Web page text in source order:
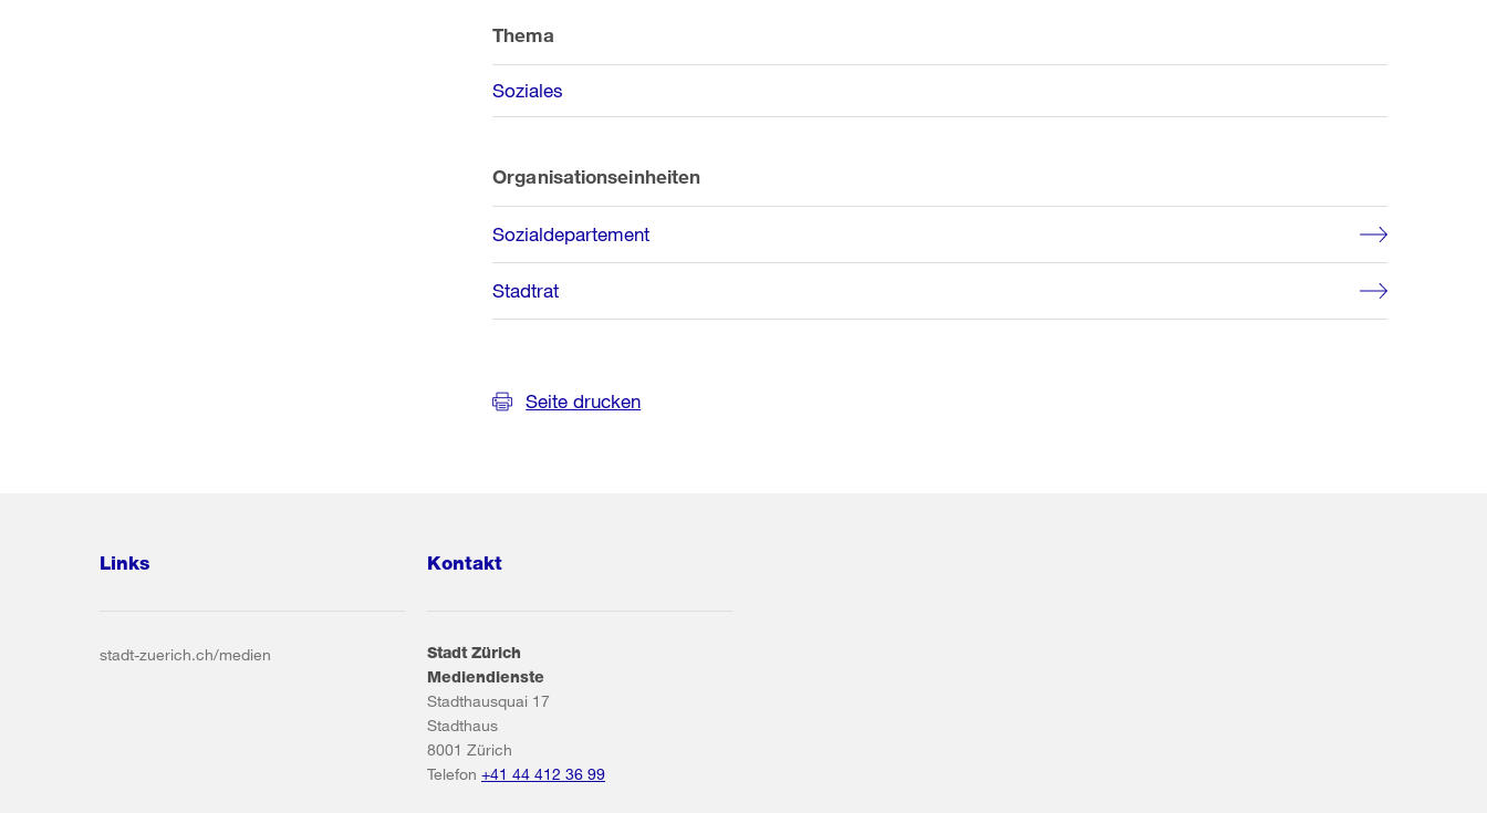
Informationen
Thema
Soziales
Organisationseinheiten
Sozialdepartement
Stadtrat
Seite drucken
Links
stadt-zuerich.ch/medien
Kontakt
Stadt Zürich
Mediendienste
Stadthausquai 17
Stadthaus
8001 Zürich
Telefon +41 44 412 36 99